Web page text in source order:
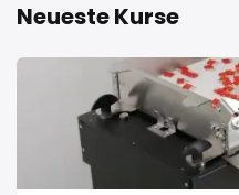
Neueste Kurse